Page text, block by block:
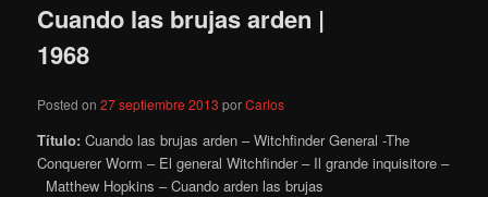
Cuando las brujas arden |
1968
Posted on27 septiembre 2013 porCarlos
Título:Cuando las brujas arden – Witchfinder General -The
Conquerer Worm – El general Witchfinder – Il grande inquisitore –
Matthew Hopkins – Cuando arden las brujas